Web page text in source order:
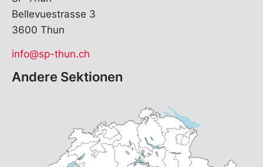
Bellevuestrasse 3
3600 Thun
info@sp-thun.ch
Andere Sektionen